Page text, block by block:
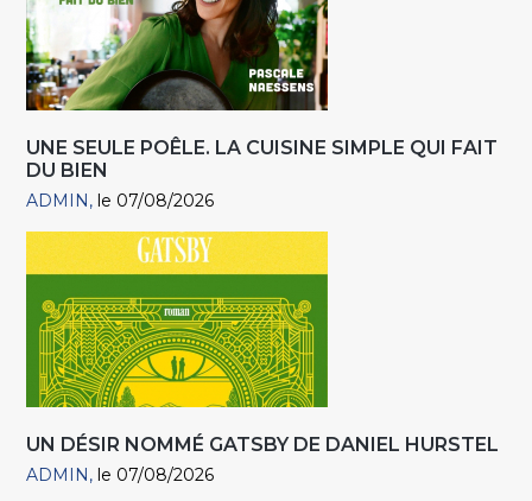
UNE SEULE POÊLE. LA CUISINE SIMPLE QUI FAIT
DU BIEN
ADMIN le 07/08/2026
UN DÉSIR NOMMÉ GATSBY DE DANIEL HURSTEL
ADMIN le 07/08/2026